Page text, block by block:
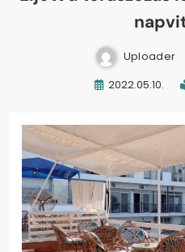
Uploader
2022.05.10.